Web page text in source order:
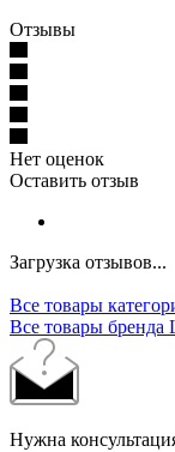
Отзывы
Нет оценок
Оставить отзыв
Загрузка отзывов...
Все товары
Все товары бренда
Нужна